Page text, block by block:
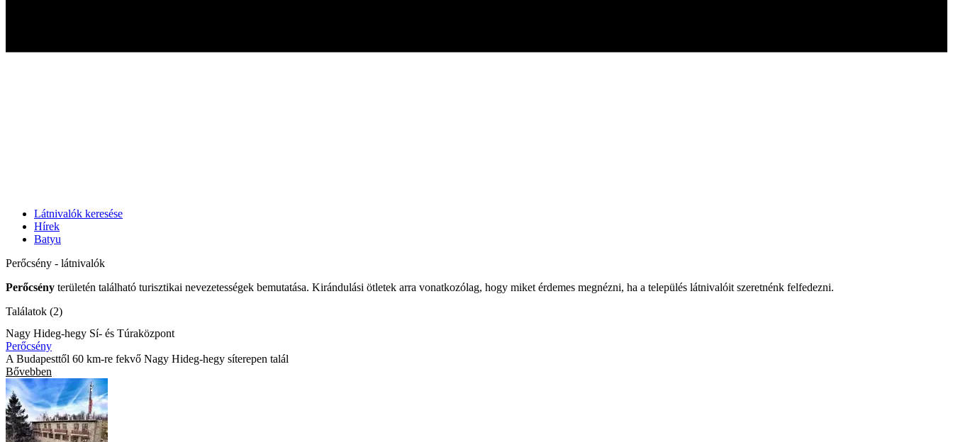
Látnivalók keresése
Hírek
Batyu
Perőcsény - látnivalók
Perőcsény területén található turisztikai nevezetességek bemutatása. Kirándulási ötletek arra vonatkozólag, hogy miket érdemes megnézni, ha a település látnivalóit szeretnénk felfedezni.
Találatok (2)
Nagy Hideg-hegy Sí- és Túraközpont
Perőcsény
A Budapesttől 60 km-re fekvő Nagy Hideg-hegy síterepen talál
Bővebben